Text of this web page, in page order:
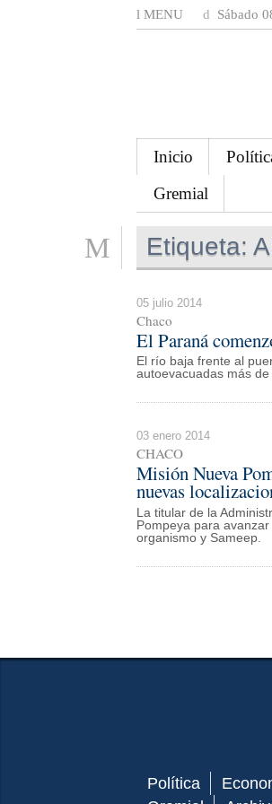
MENU Sábado
Inicio
Gremial
Etiqueta:
05 julio 2014
Chaco
El Paraná
El río baja frente al
autoevacuadas más
03 enero 2014
CHACO
Misión Nueva
nuevas
La titular de la
Pompeya para
organismo y Sameep.
Política